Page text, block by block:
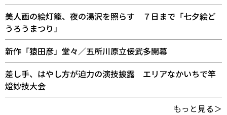
美人画の絵灯籠、夜の湯沢を照らす ７日まで「七夕絵ど
うろうまつり」
新作「猿田彦」堂々／五所川原立佞武多開幕
差し手、はやし方が迫力の演技披露 エリアなかいちで竿
燈妙技大会
もっと見る＞